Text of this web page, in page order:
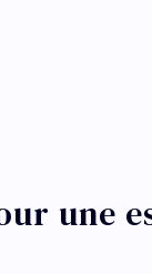
une